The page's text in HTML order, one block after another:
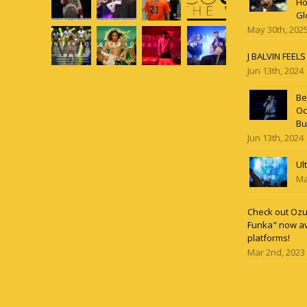
May 30th,
J BALVIN
Jun 13th, 2024
Jun 13th, 2024
Check out
Funka" now
platforms!
Mar 2nd, 2023